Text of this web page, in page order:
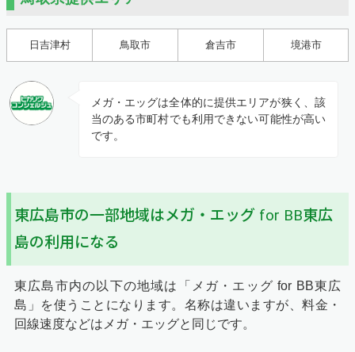
日吉津村 鳥取市 倉吉市 境港市
メガ・エッグは全体的に提供エリアが狭く、該
当のある市町村でも利用できない可能性が高い
です。
東広島市の一部地域はメガ・エッグ for BB東広
島の利用になる
東広島市内の以下の地域は「メガ・エッグ for BB東広
島」を使うことになります。名称は違いますが、料金・
回線速度などはメガ・エッグと同じです。